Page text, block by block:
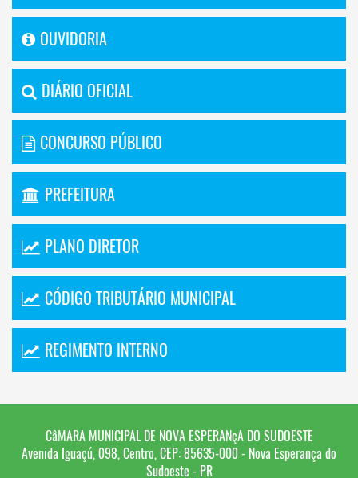
OUVIDORIA
DIÁRIO OFICIAL
CONCURSO PÚBLICO
PREFEITURA
PLANO DIRETOR
CÓDIGO TRIBUTÁRIO MUNICIPAL
REGIMENTO INTERNO
CâMARA MUNICIPAL DE NOVA ESPERANçA DO SUDOESTE
Avenida Iguaçú, 098, Centro, CEP: 85635-000 - Nova Esperança do
Sudoeste - PR